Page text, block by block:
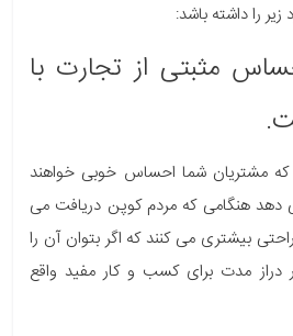
را داشته باشد:
مثبتی از تجارت با
مشتریان شما احساس خوبی خواهند
هنگامی که مردم کوپن دریافت می
بیشتری می کنند که اگر بتوان آن را
دراز مدت برای کسب و کار مفید واقع